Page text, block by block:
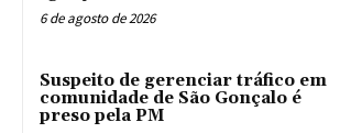
6 de agosto de 2026
Suspeito de gerenciar tráfico em
comunidade de São Gonçalo é
preso pela PM